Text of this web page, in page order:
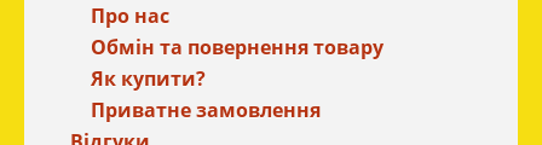
Про нас
Обмін та повернення товару
Як купити?
Приватне замовлення